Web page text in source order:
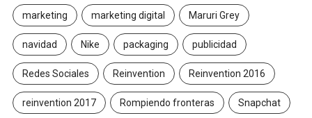
marketing marketing digital Maruri Grey
navidad Nike packaging publicidad
Redes Sociales Reinvention Reinvention 2016
reinvention 2017 Rompiendo fronteras Snapchat